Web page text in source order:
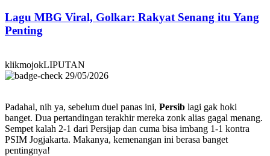
Lagu MBG Viral, Golkar: Rakyat Senang itu Yang
Penting
klikmojokLIPUTAN
29/05/2026
Padahal, nih ya, sebelum duel panas ini, Persib lagi gak hoki
banget. Dua pertandingan terakhir mereka zonk alias gagal menang.
Sempet kalah 2-1 dari Persijap dan cuma bisa imbang 1-1 kontra
PSIM Jogjakarta. Makanya, kemenangan ini berasa banget
pentingnya!